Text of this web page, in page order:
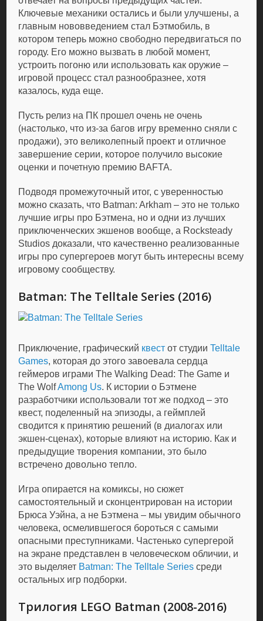
Ключевые механики остались и были улучшены, а
главным нововведением стал Бэтмобиль, в
котором теперь можно свободно передвигаться по
городу. Его можно вызвать в любой момент,
устроить погоню или использовать как оружие –
игровой процесс стал разнообразнее, хотя
казалось, куда еще.
Пусть релиз на ПК прошел очень не очень
(настолько, что из-за багов игру временно сняли с
продажи), это великолепный проект и отличное
завершение серии, которое получило высокие
оценки и почетную премию BAFTA.
Подводя промежуточный итог, с уверенностью
можно сказать, что Batman: Arkham – это не только
лучшие игры про Бэтмена, но и одни из лучших
приключенческих экшенов вообще, а Rocksteady
Studios доказали, что качественно реализованные
игры про супергероев могут быть интересны всему
игровому сообществу.
Batman: The Telltale Series (2016)
Приключение, графический квест от студииTelltale
Games, которая до этого завоевала сердца
геймеров играми The Walking Dead: The Game и
The WolfAmong Us. К истории о Бэтмене
разработчики использовали тот же подход – это
квест, поделенный на эпизоды, а геймплей
сводится к принятию решений (в диалогах или
экшен-сценах), которые влияют на историю. Как и
предыдущие творения компании, это было
встречено довольно тепло.
Игра опирается на комиксы, но сюжет
самостоятельный и сконцентрирован на истории
Брюса Уэйна, а не Бэтмена – мы увидим обычного
человека, осмелившегося бороться с самыми
опасными преступниками. Частенько супергерой
на экране представлен в человеческом обличии, и
это выделяет Batman: The Telltale Series среди
остальных игр подборки.
Трилогия LEGO Batman (2008-2016)